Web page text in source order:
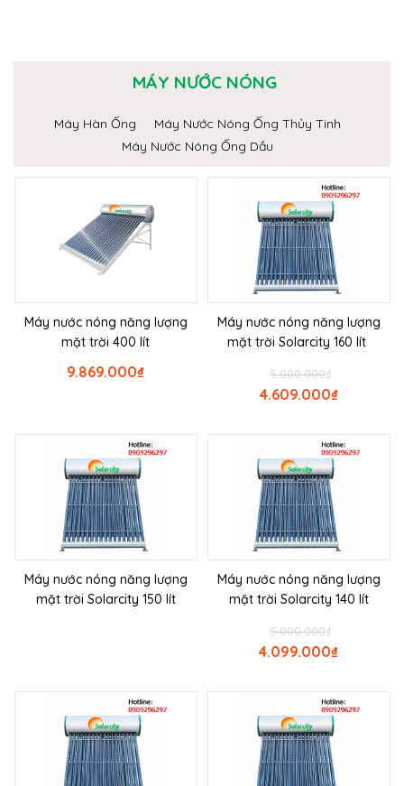
MÁY NƯỚC NÓNG
Máy Hàn Ống
Máy Nước Nóng Ống Thủy Tinh
Máy Nước Nóng Ống Dầu
Máy nước nóng năng lượng
mặt trời 400 lít
₫
9.869.000
Máy nước nóng năng lượng
mặt trời Solarcity 160 lít
₫
5.000.000
₫
4.609.000
Máy nước nóng năng lượng
mặt trời Solarcity 150 lít
Máy nước nóng năng lượng
mặt trời Solarcity 140 lít
₫
5.000.000
₫
4.099.000